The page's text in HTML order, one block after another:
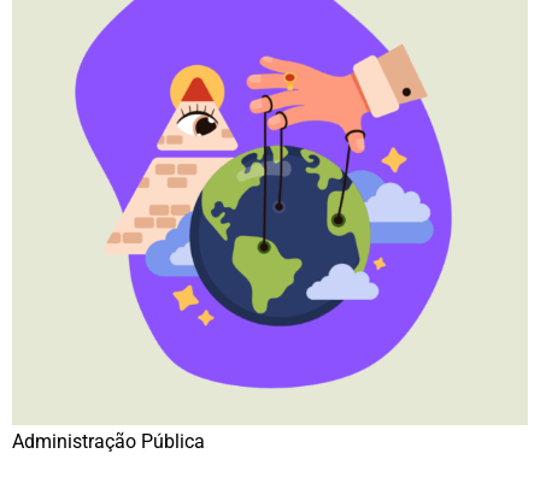
Administração Pública